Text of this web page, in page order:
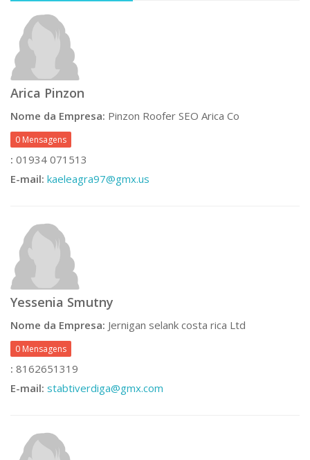
Arica Pinzon
Nome da Empresa: Pinzon Roofer SEO Arica Co
0 Mensagens
: 01934 071513
E-mail: kaeleagra97@gmx.us
Yessenia Smutny
Nome da Empresa: Jernigan selank costa rica Ltd
0 Mensagens
: 8162651319
E-mail: stabtiverdiga@gmx.com